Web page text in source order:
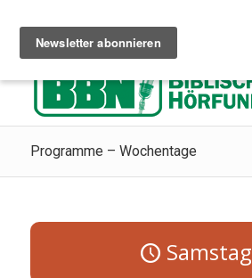
Programme – Wochentage
Samstag